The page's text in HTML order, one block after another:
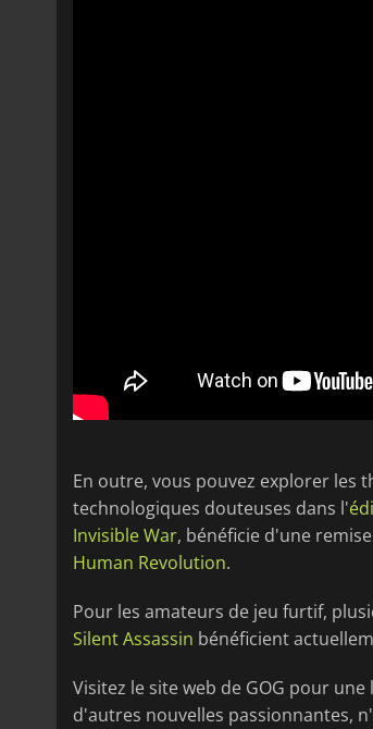
En outre, vous pouvez explorer les
technologiques douteuses dans l'
Invisible War, bénéficie d'une
Human Revolution.
Pour les amateurs de jeu furtif,
Silent Assassin bénéficient
Visitez le site web de GOG pour
d'autres nouvelles passionnantes,